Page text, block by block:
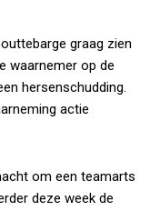
graag zien
waarnemer op de
hersenschudding.
actie
om een teamarts
deze week de